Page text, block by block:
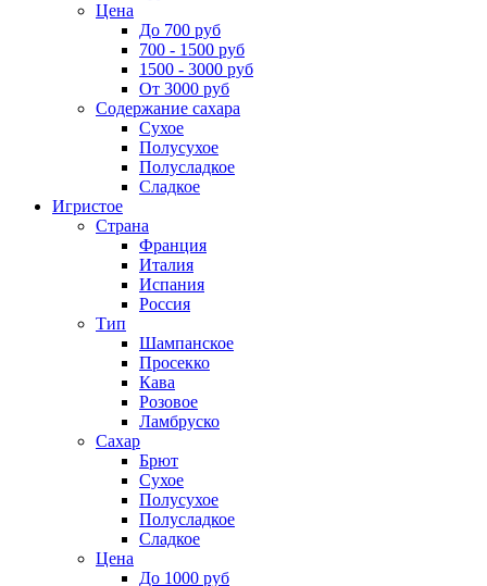
Цена
До 700 руб
700 - 1500 руб
1500 - 3000 руб
От 3000 руб
Содержание сахара
Сухое
Полусухое
Полусладкое
Сладкое
Игристое
Страна
Франция
Италия
Испания
Россия
Тип
Шампанское
Просекко
Кава
Розовое
Ламбруско
Сахар
Брют
Сухое
Полусухое
Полусладкое
Сладкое
Цена
До 1000 руб